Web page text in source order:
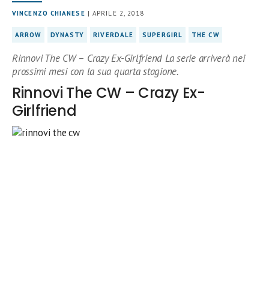
VINCENZO CHIANESE | APRILE 2, 2018
ARROW DYNASTY RIVERDALE SUPERGIRL THE CW
Rinnovi The CW – Crazy Ex-Girlfriend La serie arriverà nei
prossimi mesi con la sua quarta stagione.
Rinnovi The CW – Crazy Ex-
Girlfriend